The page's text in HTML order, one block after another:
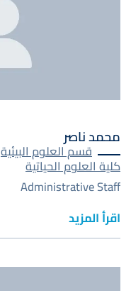
محمد ناصر
قسم العلوم البيئية
كلية العلوم الحياتية
Administrative Staff
اقرأ المزيد